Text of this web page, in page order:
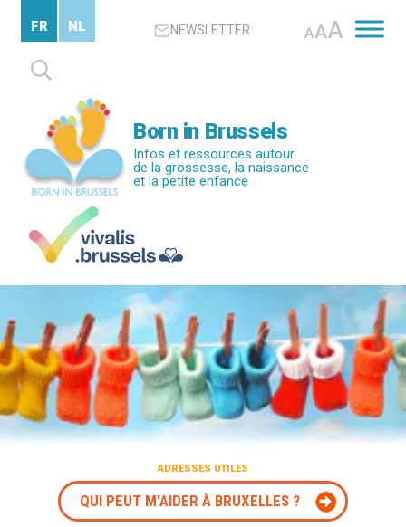
contenu
principal
NEWSLETTER AAA
Rechercher :
FR NL
Born in Brussels
Infos et ressources autour
de la grossesse, la naissance
et la petite enfance
ADRESSES UTILES
QUI PEUT M'AIDER À BRUXELLES ?